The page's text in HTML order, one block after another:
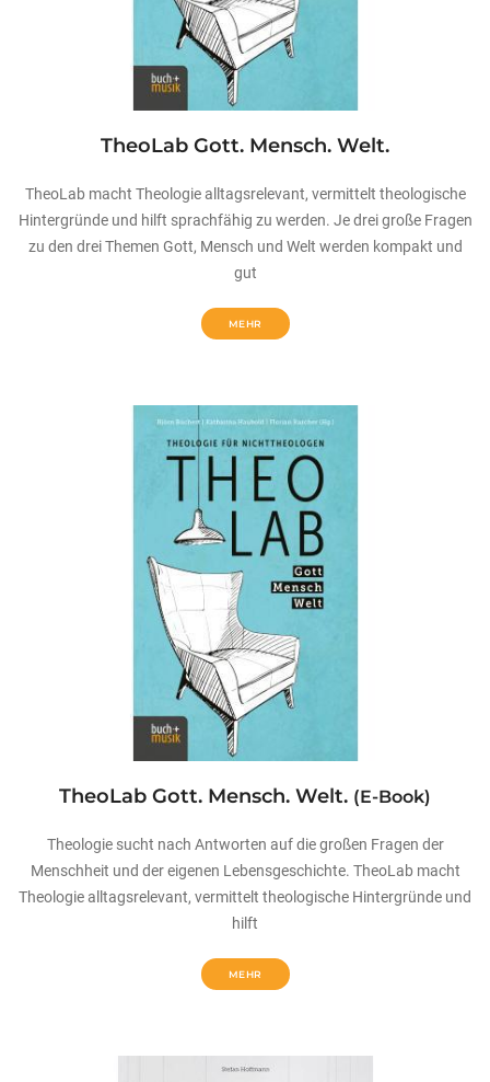
TheoLab Gott. Mensch. Welt.
TheoLab macht Theologie alltagsrelevant, vermittelt theologische
Hintergründe und hilft sprachfähig zu werden. Je drei große Fragen
zu den drei Themen Gott, Mensch und Welt werden kompakt und
gut
MEHR
TheoLab Gott. Mensch. Welt. (E-Book)
Theologie sucht nach Antworten auf die großen Fragen der
Menschheit und der eigenen Lebensgeschichte. TheoLab macht
Theologie alltagsrelevant, vermittelt theologische Hintergründe und
hilft
MEHR